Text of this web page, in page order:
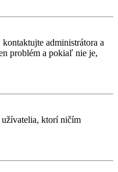
administrátora a
problém a pokiaľ nie je,
užívatelia, ktorí ničím